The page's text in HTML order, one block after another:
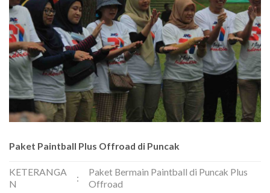
Paket Paintball Plus Offroad di Puncak
KETERANGA
N
:
Paket Bermain Paintball di Puncak Plus
Offroad